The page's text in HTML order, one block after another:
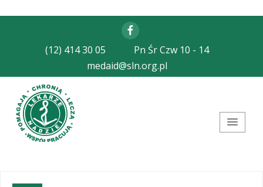
Facebook
(12) 414 30 05
Pn Śr Czw 10 - 14
medaid@sln.org.pl